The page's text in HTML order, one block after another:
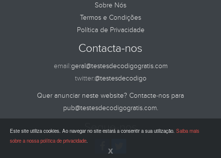
Sobre Nós
Termos e Condições
Política de Privacidade
Contacta-nos
email:geral@testesdecodigogratis.com
twitter:@testesdecodigo
Quer anunciar neste website? Contacte-nos para
pub@testesdecodigogratis.com.
Segue-nos
Este site utiliza cookies. Ao navegar no site estará a consentir a sua utilização. Saiba mais
sobre a nossa política de privacidade.
x